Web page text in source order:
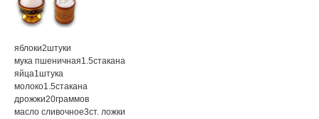
яблоки2штуки
мука пшеничная1.5стакана
яйца1штука
молоко1.5стакана
дрожжи20граммов
масло сливочное3ст. ложки